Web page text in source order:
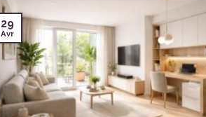
29
Avr